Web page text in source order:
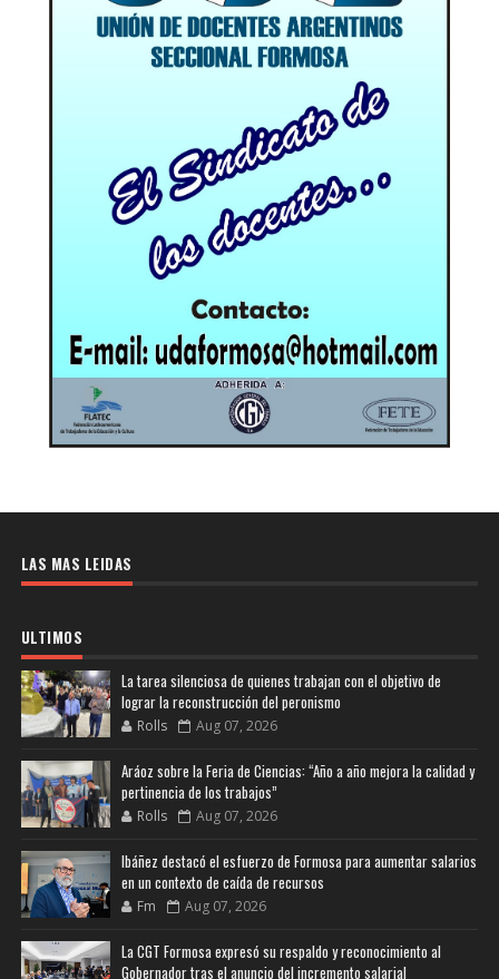
LAS MAS LEIDAS
ULTIMOS
La tarea silenciosa de quienes trabajan con el objetivo de
lograr la reconstrucción del peronismo
Rolls Aug 07, 2026
Aráoz sobre la Feria de Ciencias: “Año a año mejora la calidad y
pertinencia de los trabajos”
Rolls Aug 07, 2026
Ibáñez destacó el esfuerzo de Formosa para aumentar salarios
en un contexto de caída de recursos
Fm Aug 07, 2026
La CGT Formosa expresó su respaldo y reconocimiento al
Gobernador tras el anuncio del incremento salarial